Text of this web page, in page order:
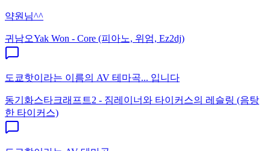
약원님^^
귀남오Yak Won - Core (피아노, 위엄, Ez2dj)
도쿄핫이라는 이름의 AV 테마곡... 입니다
동기화스타크래프트2 - 짐레이너와 타이커스의 레슬링 (음탕
한 타이커스)